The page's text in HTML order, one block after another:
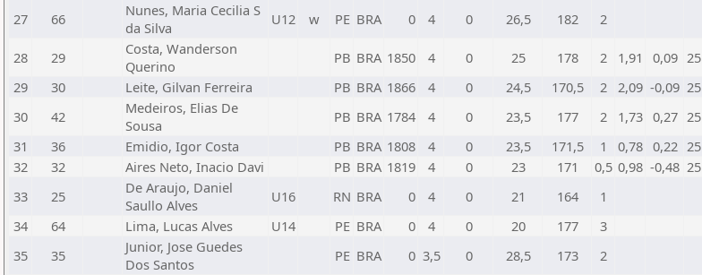
27 66
Nunes, Maria Cecilia S
da Silva
U12 w PE BRA 0 4 0 26,5 182 2
28 29
Costa, Wanderson
Querino
PB BRA 1850 4 0 25 178 2 1,91 0,09 25
29
30 Leite, Gilvan Ferreira PB BRA 1866 4 0 24,5 170,5 2 2,09 -0,09 25
30
42
Medeiros, Elias De
Sousa
PB BRA 1784 4 0 23,5 177 2 1,73 0,27 25
31
36 Emidio, Igor Costa PB BRA 1808 4 0 23,5 171,5 1 0,78 0,22 25
32
32 Aires Neto, Inacio Davi PB BRA 1819 4 0 23 171 0,5 0,98 -0,48 25
33
25
De Araujo, Daniel
Saullo Alves
U16 RN BRA 0 4 0 21 164
1
34
64 Lima, Lucas Alves U14 PE BRA 0 4 0 20 177
3
35
35
Junior, Jose Guedes
Dos Santos
PE BRA 0 3,5 0 28,5 173 2